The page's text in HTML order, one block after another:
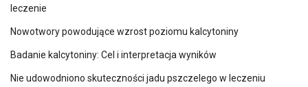
leczenie
Nowotwory powodujące wzrost poziomu kalcytoniny
Badanie kalcytoniny: Cel i interpretacja wyników
Nie udowodniono skuteczności jadu pszczelego w leczeniu